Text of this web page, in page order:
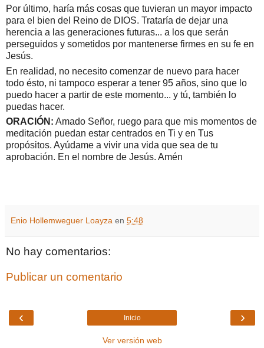
Por último, haría más cosas que tuvieran un mayor impacto
para el bien del Reino de DIOS. Trataría de dejar una
herencia a las generaciones futuras... a los que serán
perseguidos y sometidos por mantenerse firmes en su fe en
Jesús.
En realidad, no necesito comenzar de nuevo para hacer
todo ésto, ni tampoco esperar a tener 95 años, sino que lo
puedo hacer a partir de este momento... y tú, también lo
puedas hacer.
ORACIÓN: Amado Señor, ruego para que mis momentos de
meditación puedan estar centrados en Ti y en Tus
propósitos. Ayúdame a vivir una vida que sea de tu
aprobación. En el nombre de Jesús. Amén
Enio Hollemweguer Loayza en 5:48
No hay comentarios:
Publicar un comentario
‹ ›
Inicio
Ver versión web